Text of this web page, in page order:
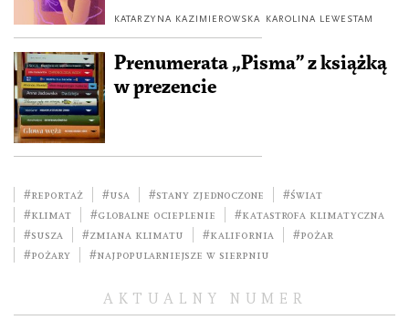
KATARZYNA KAZIMIEROWSKA KAROLINA LEWESTAM
Prenumerata „Pisma” z książką
w prezencie
#reportaż #USA #Stany Zjednoczone
#świat
#klimat
#globalne ocieplenie
#katastrofa klimatyczna
#Susza
#zmiana klimatu #Kalifornia
#pożar
#pożary
#Najpopularniejsze w sierpniu
AKTUALNY NUMER